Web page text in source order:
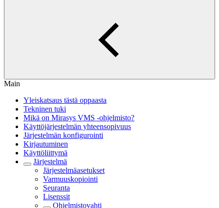
Main
Yleiskatsaus tästä oppaasta
Tekninen tuki
Mikä on Mirasys VMS -ohjelmisto?
Käyttöjärjestelmän yhteensopivuus
Järjestelmän konfigurointi
Kirjautuminen
Käyttöliittymä
Järjestelmä
Järjestelmäasetukset
Varmuuskopiointi
Seuranta
Lisenssit
Ohjelmistovahti